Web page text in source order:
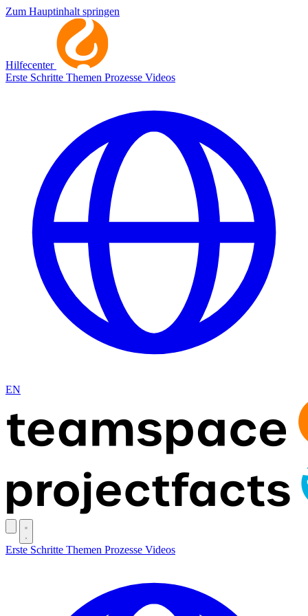
Zum Hauptinhalt springen
Hilfecenter
Erste Schritte Themen Prozesse Videos
EN
Erste Schritte Themen Prozesse Videos